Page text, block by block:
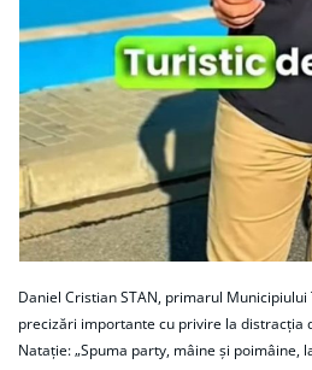
Daniel Cristian STAN, primarul
precizări importante cu privire la distracția
Natație: „Spuma party, mâine și poimâine,